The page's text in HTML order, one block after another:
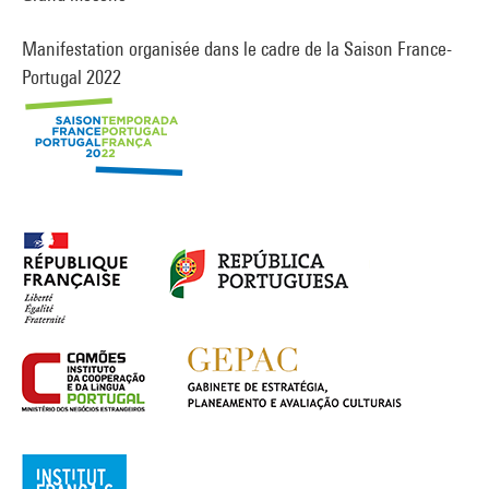
Manifestation organisée dans le cadre de la Saison France-
Portugal 2022